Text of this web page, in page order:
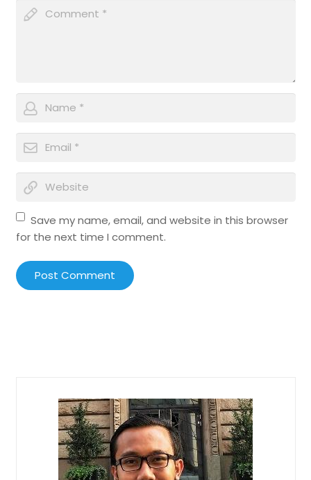
Save my name, email, and website in this browser
for the next time I comment.
Post Comment